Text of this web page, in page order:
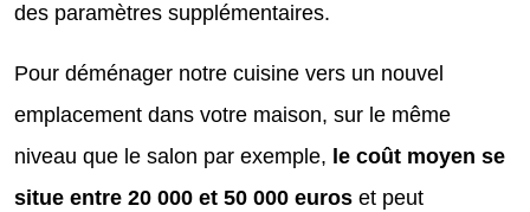
des paramètres supplémentaires.
Pour déménager notre cuisine vers un nouvel
emplacement dans votre maison, sur le même
niveau que le salon par exemple, le coût moyen se
situe entre 20 000 et 50 000 euros et peut